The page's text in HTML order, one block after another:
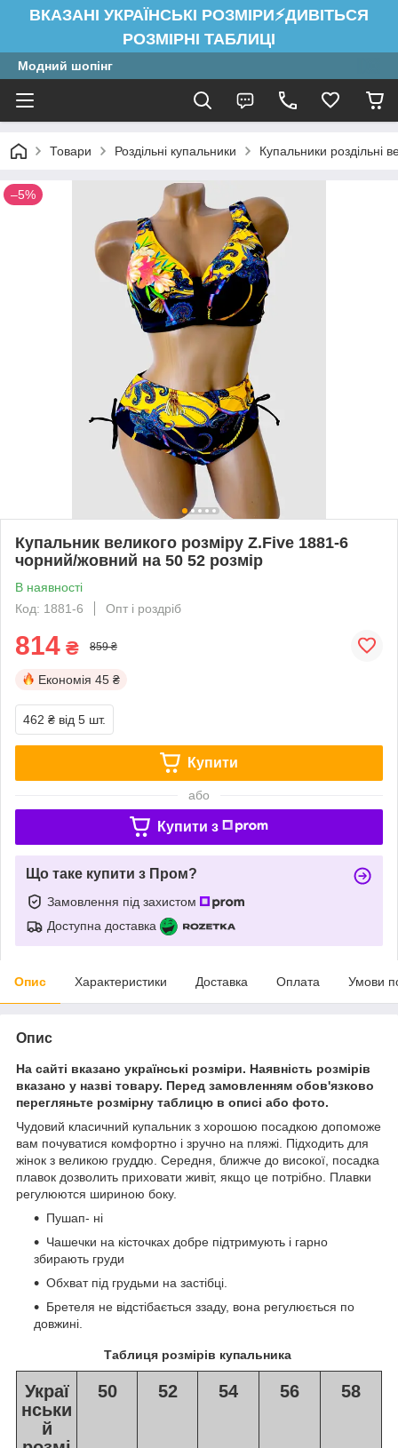
ВКАЗАНІ УКРАЇНСЬКІ РОЗМІРИ⚡ДИВІТЬСЯ
РОЗМІРНІ ТАБЛИЦІ
Модний шопінг
Товари Роздільні купальники Купальники роздільні
–5%
Купальник великого розміру Z.Five 1881-6
чорний/жовний на 50 52 розмір
В наявності
Код: 1881-6
Опт і роздріб
814 ₴ 859 ₴
Економія 45 ₴
462 ₴ від 5 шт.
Купити
або
Купити з
Що таке купити з Пром?
Замовлення під захистом
Доступна доставка
Опис Характеристики Доставка Оплата Умови
Опис
На сайті вказано українські розміри. Наявність розмірів
вказано у назві товару. Перед замовленням обов'язково
перегляньте розмірну таблицю в описі або фото.
Чудовий класичний купальник з хорошою посадкою допоможе
вам почуватися комфортно і зручно на пляжі. Підходить для
жінок з великою груддю. Середня, ближче до високої, посадка
плавок дозволить приховати живіт, якщо це потрібно. Плавки
регулюются шириною боку.
Пушап- ні
Чашечки на кісточках добре підтримують і гарно
збирають груди
Обхват під грудьми на застібці.
Бретеля не відстібається ззаду, вона регулюється по
довжині.
Таблиця розмірів купальника
Украї
нськи
й
50 52 54 56 58